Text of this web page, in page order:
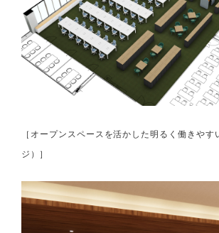
［オープンスペースを活かした明るく働きやす
ジ）］